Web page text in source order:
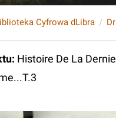
Cyfrowa dLibra
: Histoire De La